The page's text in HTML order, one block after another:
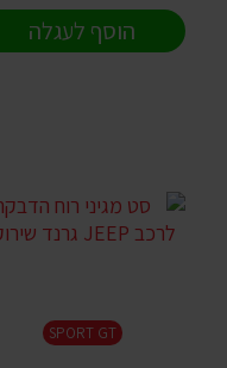
הוסף לעגלה
SPORT GT